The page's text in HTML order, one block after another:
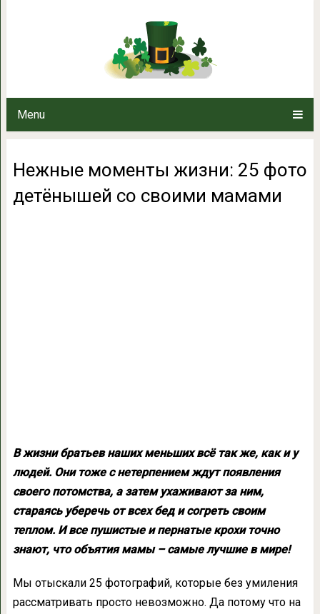
Menu
Нежные моменты жизни: 25
Нежные моменты жизни: 25 фото
детёнышей со своими мамами
В жизни братьев наших меньших всё так же, как и у
людей. Они тоже с нетерпением ждут появления
своего потомства, а затем ухаживают за ним,
стараясь уберечь от всех бед и согреть своим
теплом. И все пушистые и пернатые крохи точно
знают, что объятия мамы – самые лучшие в мире!
Мы отыскали 25 фотографий, которые без умиления
рассматривать просто невозможно. Да потому что на